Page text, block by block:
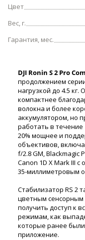
Цвет
Вес, г.
Гарантия, мес.
DJI Ronin S 2 Pro
продолжением
нагрузкой до 4.5 кг.
компактнее
волокна и более
аккумулятором, но
работать в течение
20% мощнее и
объективов,
f/2.8 GM, Blackmagic
Canon 1D X Mark III с
35-миллиметровым
Стабилизатор RS 2
цветным сенсорным
получить доступ к
режимам, как
которые ранее
приложение.